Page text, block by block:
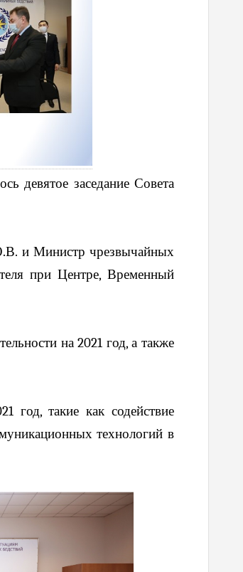
девятое заседание Совета
и Министр чрезвычайных
при Центре, Временный
на 2021 год, а также
год, такие как содействие
технологий в